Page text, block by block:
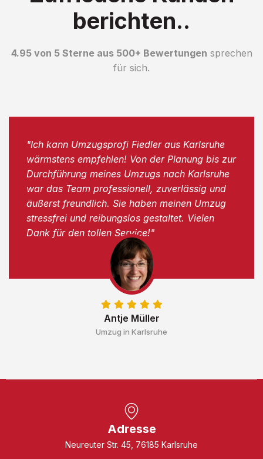
berichten..
4.95 von 5 Sterne aus 500+ Bewertungen sprechen
für sich.
Antje Müller
Umzug in Karlsruhe
"Ich kann Umzugsprofi Fiedler aus Karlsruhe
wärmstens empfehlen! Von der Planung bis zur
Durchführung meines Umzugs nach Karlsruhe
war das Team professionell, zuverlässig und
äußerst freundlich. Sie haben meinen Umzug
stressfrei und reibungslos gestaltet. Vielen
Dank für den tollen Service!"
Adresse
Neureuter Str. 45, 76185 Karlsruhe